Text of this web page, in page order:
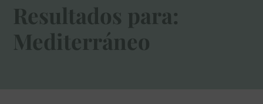
Resultados para:
Mediterráneo